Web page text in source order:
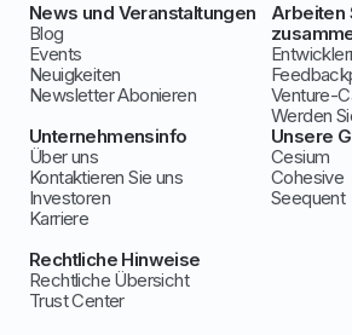
News und Veranstaltungen
Blog
Events
Neuigkeiten
Newsletter Abonieren
Arbeiten
Venture-
Werden
Unternehmensinfo
Über uns
Kontaktieren Sie uns
Investoren
Karriere
Unsere
Cesium
Cohesive
Seequent
Rechtliche Hinweise
Rechtliche Übersicht
Trust Center